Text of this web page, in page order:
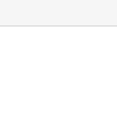
ついて (3)